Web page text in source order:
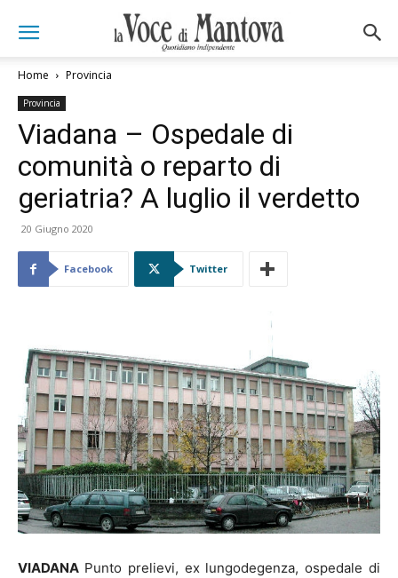
Home Provincia
Provincia
Viadana – Ospedale di
comunità o reparto di
geriatria? A luglio il verdetto
20 Giugno 2020
Facebook Twitter
VIADANA Punto prelievi, ex lungodegenza, ospedale di